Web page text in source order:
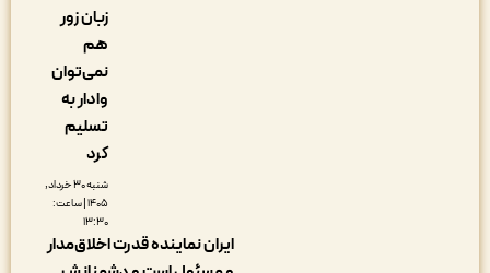
نمی‌توان
شنبه ۳۰ خرداد,
۱۴۰۵ | ساعت:
ایران نماینده قدرت اخلاق‌مدار